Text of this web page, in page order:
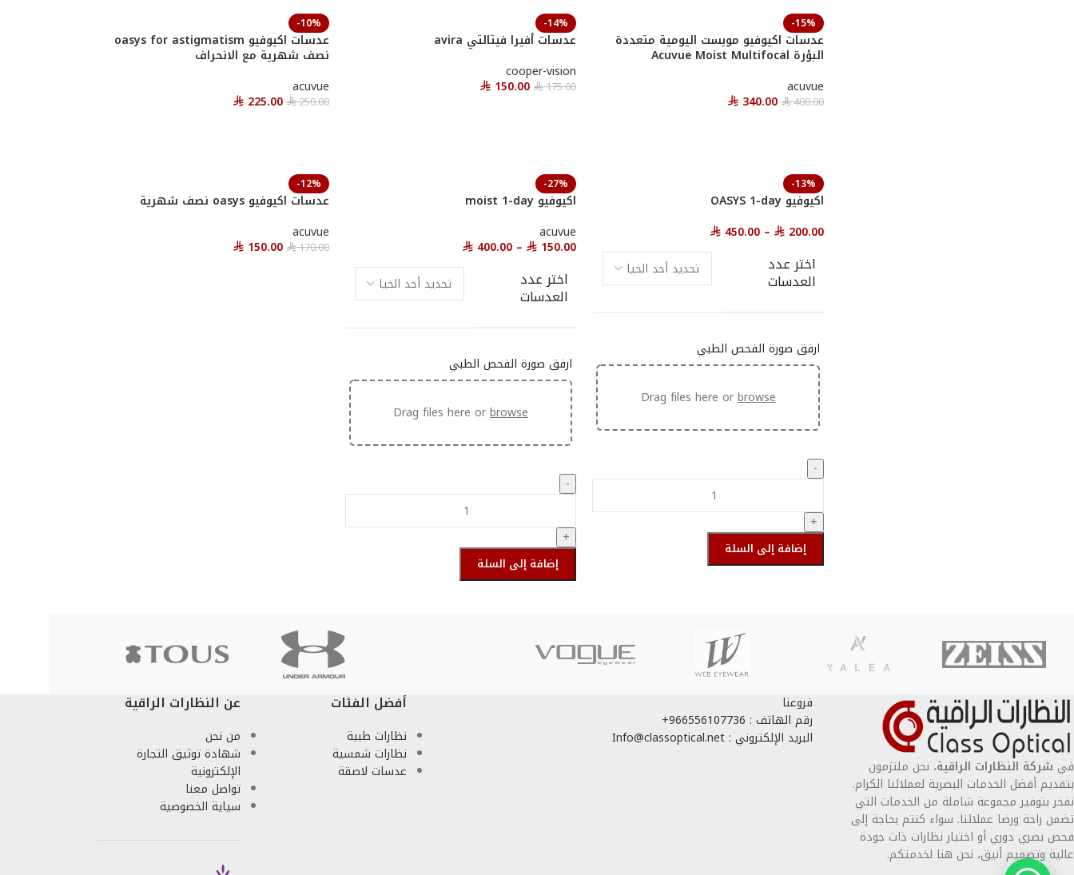
-15%
عدسات اكيوفيو مويست اليومية متعددة
البؤرة Acuvue Moist Multifocal
acuvue
⃁400.00
⃁ 340.00
-14%
عدسات أفيرا فيتالتي avira
cooper-vision
⃁175.00
⃁ 150.00
-10%
عدسات اكيوفيو oasys for astigmatism
نصف شهرية مع الانحراف
acuvue
⃁250.00
⃁225.00
-13%
اكيوفيو OASYS 1-day
⃁ 200.00
–
⃁ 450.00
اختر عدد
العدسات
ارفق صورة الفحص الطبي
Drag files here orbrowse
-
+
إضافة إلى السلة
-27%
اكيوفيو moist 1-day
acuvue
⃁ 150.00
–
⃁ 400.00
اختر عدد
العدسات
ارفق صورة الفحص الطبي
Drag files here orbrowse
-
+
إضافة إلى السلة
-12%
عدسات اكيوفيو oasys نصف شهرية
acuvue
⃁170.00
⃁150.00
في شركة النظارات الراقية، نحن ملتزمون
بتقديم أفضل الخدمات البصرية لعملائنا الكرام.
نفخر بتوفير مجموعة شاملة من الخدمات التي
تضمن راحة ورضا عملائنا. سواء كنتم بحاجة إلى
فحص بصري دوري أو اختيار نظارات ذات جودة
عالية وتصميم أنيق، نحن هنا لخدمتكم.
فروعنا
رقم الهاتف : 966556107736+
البريد الإلكتروني : Info@classoptical.net
أفضل الفئات
نظارات طبية
نظارات شمسية
عدسات لاصقة
عن النظارات الراقية
من نحن
شهادة توثيق التجارة
الإلكترونية
تواصل معنا
سياية الخصوصية